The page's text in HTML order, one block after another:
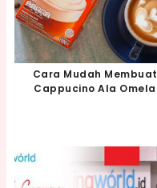
Cara Mudah Membuat
Cappucino Ala Omela